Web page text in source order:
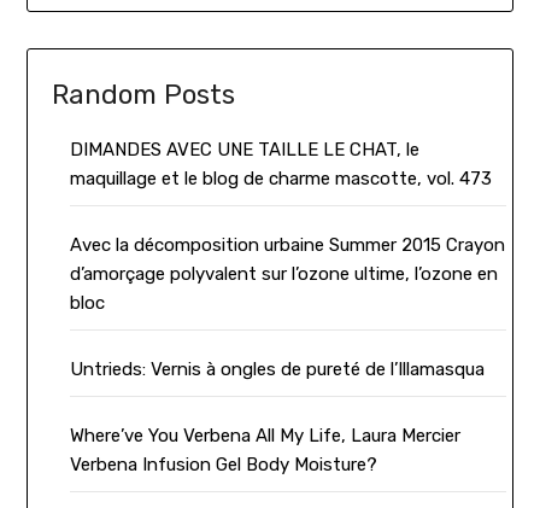
Random Posts
DIMANDES AVEC UNE TAILLE LE CHAT, le
maquillage et le blog de charme mascotte, vol. 473
Avec la décomposition urbaine Summer 2015 Crayon
d’amorçage polyvalent sur l’ozone ultime, l’ozone en
bloc
Untrieds: Vernis à ongles de pureté de l’Illamasqua
Where’ve You Verbena All My Life, Laura Mercier
Verbena Infusion Gel Body Moisture?